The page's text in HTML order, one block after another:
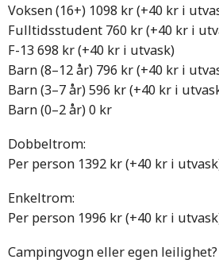
Voksen (16+) 1098 kr (+40 kr i
Fulltidsstudent 760 kr (+40 kr i
F-13 698 kr (+40 kr i utvask)
Barn (8–12 år) 796 kr (+40 kr i
Barn (3–7 år) 596 kr (+40 kr i
Barn (0–2 år) 0 kr
Dobbeltrom:
Per person 1392 kr (+40 kr i
Enkeltrom:
Per person 1996 kr (+40 kr i
Campingvogn eller egen